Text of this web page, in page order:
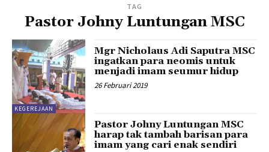
TAG
Pastor Johny Luntungan MSC
KEGEREJAAN
Mgr Nicholaus Adi Saputra MSC
ingatkan para neomis untuk
menjadi imam seumur hidup
26 Februari 2019
Pastor Johny Luntungan MSC
harap tak tambah barisan para
imam yang cari enak sendiri